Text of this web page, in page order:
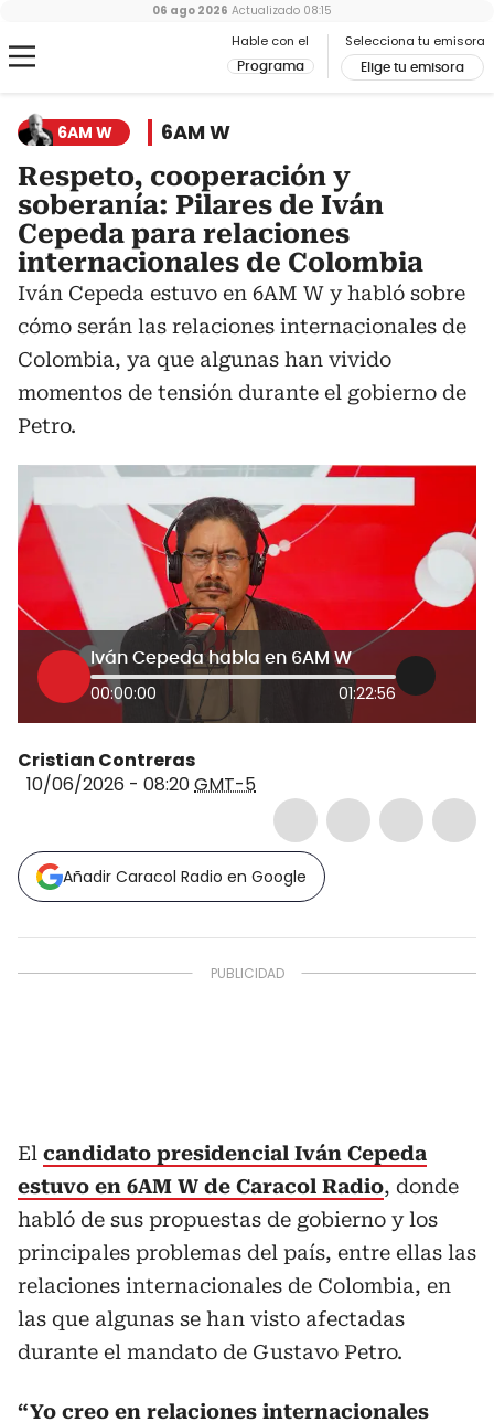
Hable con el
Programa
Selecciona tu emisora
Elige tu emisora
06 ago 2026 Actualizado 08:15
6AM W 6AM W
Respeto, cooperación y
soberanía: Pilares de Iván
Cepeda para relaciones
internacionales de Colombia
Iván Cepeda estuvo en 6AM W y habló sobre
cómo serán las relaciones internacionales de
Colombia, ya que algunas han vivido
momentos de tensión durante el gobierno de
Petro.
Iván Cepeda habla en 6AM W
00:00:00 01:22:56
Cristian Contreras
10/06/2026 - 08:20GMT-5
Añadir Caracol Radio en Google
El candidato presidencial Iván Cepeda
estuvo en 6AM W de Caracol Radio, donde
habló de sus propuestas de gobierno y los
principales problemas del país, entre ellas las
relaciones internacionales de Colombia, en
las que algunas se han visto afectadas
durante el mandato de Gustavo Petro.
“Yo creo en relaciones internacionales